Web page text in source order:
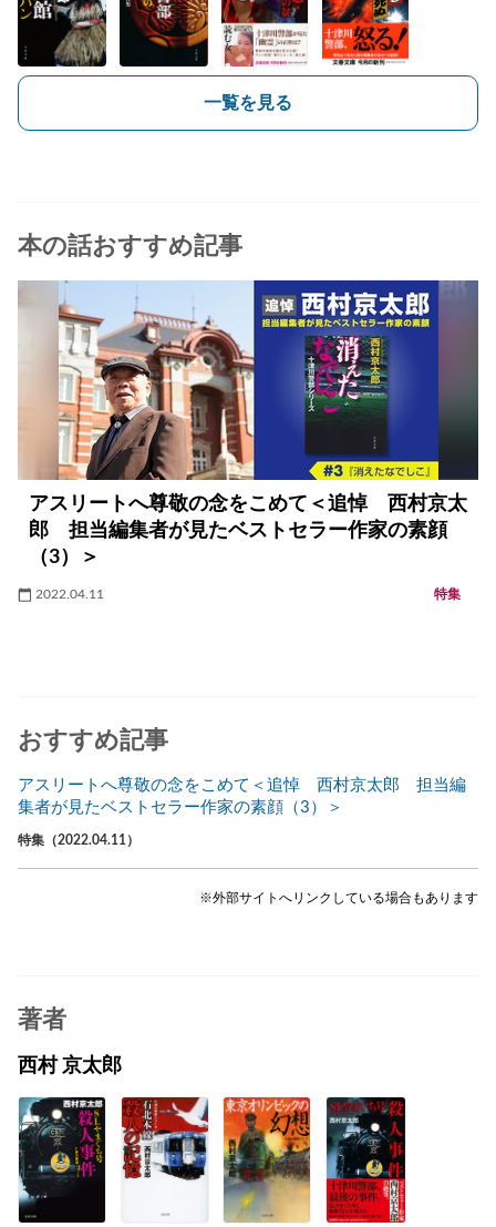
一覧を見る
本の話おすすめ記事
アスリートへ尊敬の念をこめて＜追悼 西村京太
郎 担当編集者が見たベストセラー作家の素顔
（3）＞
2022.04.11 特集
おすすめ記事
アスリートへ尊敬の念をこめて＜追悼 西村京太郎 担当編
集者が見たベストセラー作家の素顔（3）＞
特集（2022.04.11）
※外部サイトへリンクしている場合もあります
著者
西村 京太郎